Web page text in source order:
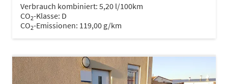
Verbrauch kombiniert: 5,20 l/100km
CO2-Klasse: D
CO2-Emissionen: 119,00 g/km